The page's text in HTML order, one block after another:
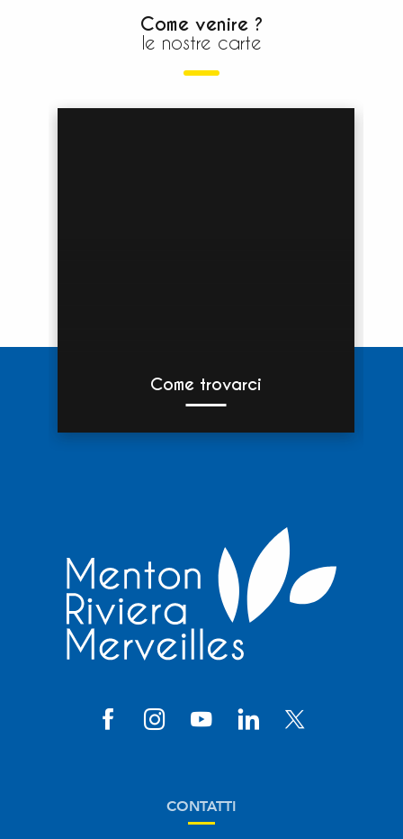
Come venire ?
le nostre carte
Come trovarci
CONTATTI